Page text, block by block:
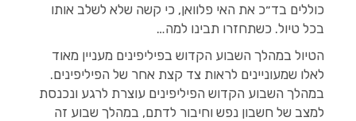
כוללים בד״כ את האי פלוואן, כי קשה שלא לשלב אותו
בכל טיול. כשתחזרו תבינו למה…
הטיול במהלך השבוע הקדוש בפיליפינים מעניין מאוד
לאלו שמעוניינים לראות צד קצת אחר של הפיליפינים.
במהלך השבוע הקדוש הפיליפינים עוצרת לרגע ונכנסת
למצב של חשבון נפש וחיבור לדתם, במהלך שבוע זה